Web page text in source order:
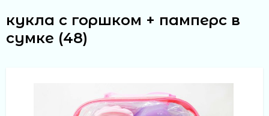
кукла с горшком + памперс в
сумке (48)